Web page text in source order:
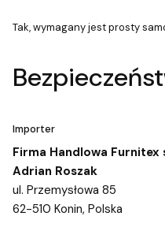
Tak, wymagany jest prosty
Importer
Firma Handlowa Furnitex
Adrian Roszak
ul. Przemysłowa 85
62-510 Konin, Polska